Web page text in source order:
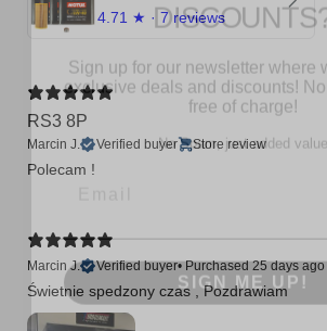
4.71 ★ · 7 reviews
RS3 8P
Marcin J. Verified buyer Store review
Polecam !
Marcin J.
Verified buyer•Purchased 25 days ago
Świetnie spedzony czas , Pozdrawiam
Sign up for our newsletter where
free of charge!
No Spam, just added value
Email
SIGN ME UP!
NO, THANKS